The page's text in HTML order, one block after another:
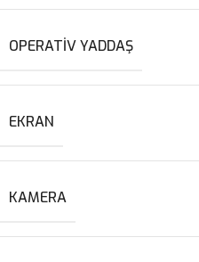
OPERATIV YADDAŞ
EKRAN
KAMERA